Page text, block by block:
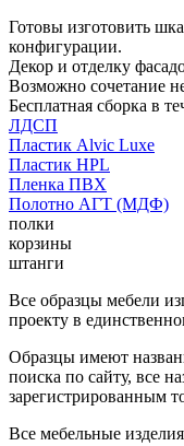
Готовы изготовить
конфигурации.
Декор и отделку
Возможно сочетание
Бесплатная сборка в
ЛДСП
Пластик Alvic Luxe
Пластик HPL
Пленка ПВХ
Полотно АГТ (МДФ)
полки
корзины
штанги
Все образцы мебели
проекту в
Образцы имеют
поиска по сайту, все
зарегистрированным
Все мебельные